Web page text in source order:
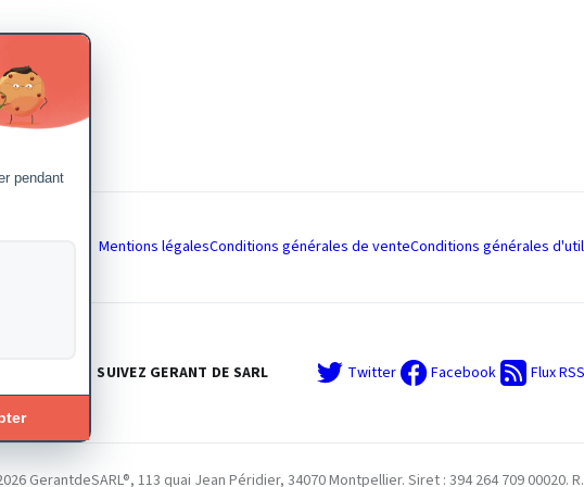
Mentions légalesConditions générales de venteConditions générales
SUIVEZ GERANT DE SARL Twitter Facebook Flux RSS
GerantdeSARL®, 113 quai Jean Péridier, 34070 Montpellier. Siret : 394 264 709 00020.